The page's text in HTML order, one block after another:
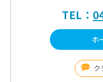
TEL：
ホ
ク